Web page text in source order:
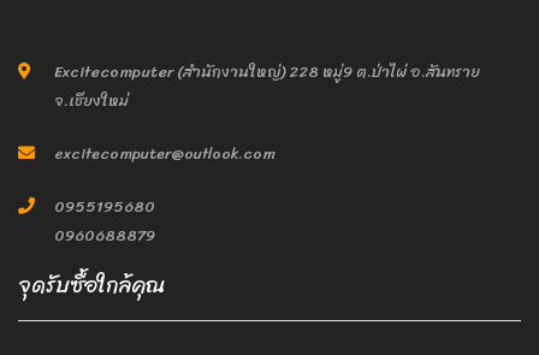
Excitecomputer (สำนักงานใหญ่) 228 หมู่9 ต.ป่าไผ่ อ.สันทราย
จ.เชียงใหม่
excitecomputer@outlook.com
0955195680
0960688879
จุดรับซื้อใกล้คุณ